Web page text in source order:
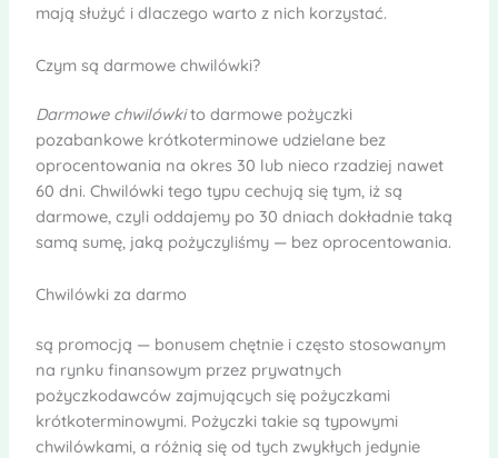
mają służyć i dlaczego warto z nich korzystać.
Czym są darmowe chwilówki?
Darmowe chwilówkito darmowe pożyczki
pozabankowe krótkoterminowe udzielane bez
oprocentowania na okres 30 lub nieco rzadziej nawet
60 dni. Chwilówki tego typu cechują się tym, iż są
darmowe, czyli oddajemy po 30 dniach dokładnie taką
samą sumę, jaką pożyczyliśmy — bez oprocentowania.
Chwilówki za darmo
są promocją — bonusem chętnie i często stosowanym
na rynku finansowym przez prywatnych
pożyczkodawców zajmujących się pożyczkami
krótkoterminowymi. Pożyczki takie są typowymi
chwilówkami, a różnią się od tych zwykłych jedynie